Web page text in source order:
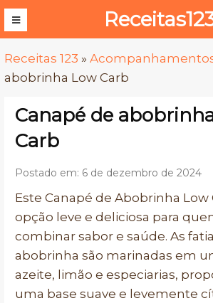
Receitas 123 »
abobrinha Low Carb
Canapé de
Carb
Postado em: 6 de dezembro de 2024
Este Canapé de Abobrinha Low
opção leve e deliciosa para
combinar sabor e saúde. As
abobrinha são marinadas em
azeite, limão e especiarias,
uma base suave e levemente